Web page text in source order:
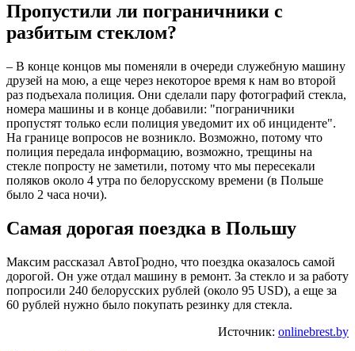
Пропустили ли пограничники с
разбитым стеклом?
– В конце концов мы поменяли в очереди служебную машину
друзей на мою, а еще через некоторое время к нам во второй
раз подъехала полиция. Они сделали пару фотографий стекла,
номера машины и в конце добавили: "пограничники
пропустят только если полиция уведомит их об инциденте".
На границе вопросов не возникло. Возможно, потому что
полиция передала информацию, возможно, трещины на
стекле попросту не заметили, потому что мы пересекали
поляков около 4 утра по белорусскому времени (в Польше
было 2 часа ночи).
Самая дорогая поездка в Польшу
Максим рассказал АвтоГродно, что поездка оказалось самой
дорогой. Он уже отдал машину в ремонт. За стекло и за работу
попросили 240 белорусских рублей (около 95 USD), а еще за
60 рублей нужно было покупать резинку для стекла.
Источник: onlinebrest.by